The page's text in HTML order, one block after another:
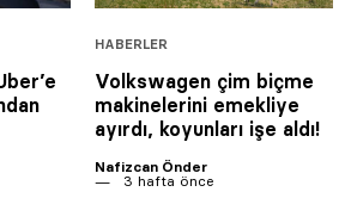
HABERLER
Volkswagen çim biçme
makinelerini emekliye
ayırdı, koyunları işe aldı!
Nafizcan Önder
3 hafta önce